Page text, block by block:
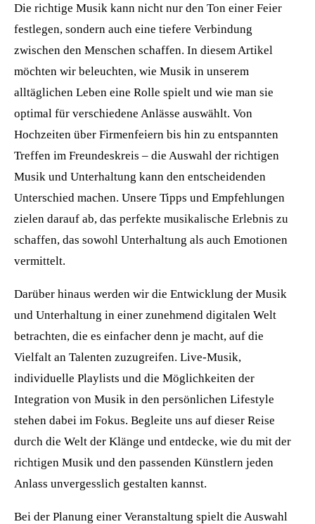
Die richtige Musik kann nicht nur den Ton einer Feier
festlegen, sondern auch eine tiefere Verbindung
zwischen den Menschen schaffen. In diesem Artikel
möchten wir beleuchten, wie Musik in unserem
alltäglichen Leben eine Rolle spielt und wie man sie
optimal für verschiedene Anlässe auswählt. Von
Hochzeiten über Firmenfeiern bis hin zu entspannten
Treffen im Freundeskreis – die Auswahl der richtigen
Musik und Unterhaltung kann den entscheidenden
Unterschied machen. Unsere Tipps und Empfehlungen
zielen darauf ab, das perfekte musikalische Erlebnis zu
schaffen, das sowohl Unterhaltung als auch Emotionen
vermittelt.
Darüber hinaus werden wir die Entwicklung der Musik
und Unterhaltung in einer zunehmend digitalen Welt
betrachten, die es einfacher denn je macht, auf die
Vielfalt an Talenten zuzugreifen. Live-Musik,
individuelle Playlists und die Möglichkeiten der
Integration von Musik in den persönlichen Lifestyle
stehen dabei im Fokus. Begleite uns auf dieser Reise
durch die Welt der Klänge und entdecke, wie du mit der
richtigen Musik und den passenden Künstlern jeden
Anlass unvergesslich gestalten kannst.
Bei der Planung einer Veranstaltung spielt die Auswahl